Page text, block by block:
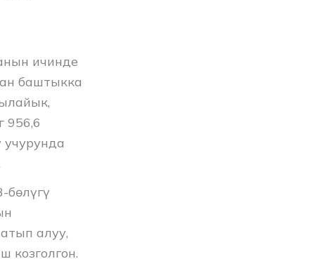
ичинде
баштыкка
956,6
алуу,
козголгон.